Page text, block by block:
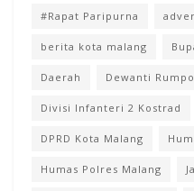
#Rapat Paripurna
berita kota malang
Daerah Dewanti
Divisi Infanteri 2 Kostrad
DPRD Kota Malang
Humas Polres Malang